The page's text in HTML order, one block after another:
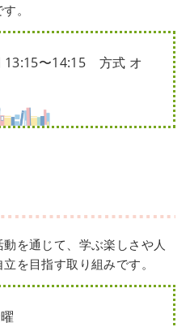
。
〜14:15 方式 オ
を通じて、学ぶ楽しさや人
を目指す取り組みです。
曜